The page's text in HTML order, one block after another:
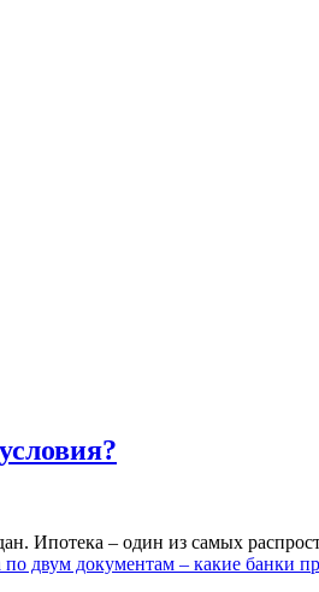
Ипотека – один из самых
по двум документам – какие банки